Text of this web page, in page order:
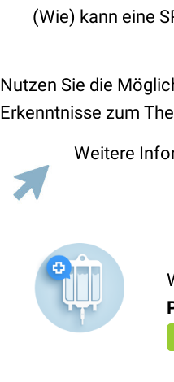
(Wie) kann eine
Nutzen Sie die
Erkenntnisse zum
Weitere